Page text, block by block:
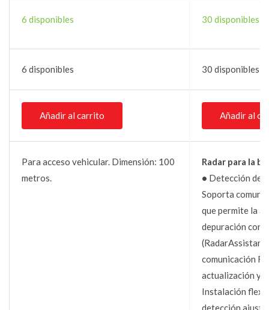
6 disponibles 30 disponibles
6 disponibles 30 disponibles
Añadir al carrito Añadir al
Para acceso vehicular. Dimensión: 100
metros.
Radar para la
• Detección de
Soporta
que permite la
depuración con
comunicación
actualización y
Instalación
detección